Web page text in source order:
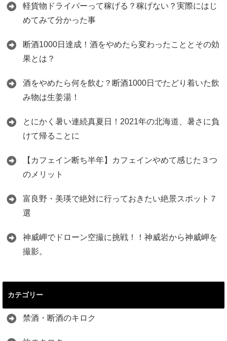
軽貨物ドライバーって稼げる？稼げない？実際にはじ
めてみて分かった事
断酒1000日達成！酒をやめたら変わったこととその効
果とは？
酒をやめたら何を飲む？断酒1000日でたどり着いた飲
み物は生姜湯！
とにかく暑い連続真夏日！2021年の北海道、暑さに負
けて帰ることに
【カフェイン断ち半年】カフェインやめて感じた３つ
のメリット
富良野・美瑛で絶対に行っておきたい絶景スポット７
選
神威岬でドローン空撮に挑戦！！神威岩から神威岬を
撮影。
カテゴリー
禁酒・断酒のキロク